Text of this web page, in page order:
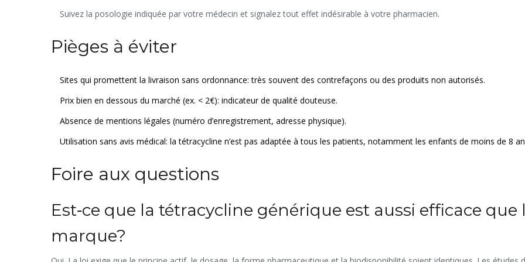
Suivez la posologie indiquée par votre médecin et signalez tout effet indésirable à votre pharmacien.
Pièges à éviter
Sites qui promettent la livraison sans ordonnance: très souvent des contrefaçons ou des produits non autorisés.
Prix bien en dessous du marché (ex. < 2€): indicateur de qualité douteuse.
Absence de mentions légales (numéro d’enregistrement, adresse physique).
Utilisation sans avis médical: la tétracycline n’est pas adaptée à tous les patients, notamment les enfants de moins de 8
Foire aux questions
Est‑ce que la tétracycline générique est aussi efficace que
marque?